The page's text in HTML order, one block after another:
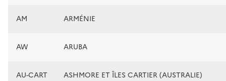
AM ARMÉNIE
AW ARUBA
AU-CART ASHMORE ET ÎLES CARTIER (AUSTRALIE)